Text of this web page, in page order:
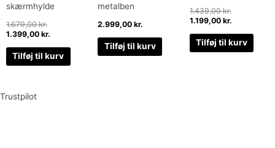
skærmhylde
1.679,00kr.
1.399,00 kr.
Tilføj til kurv
metalben
2.999,00kr.
Tilføj til kurv
1.439,00kr.
1.199,00 kr.
Tilføj til kurv
Trustpilot